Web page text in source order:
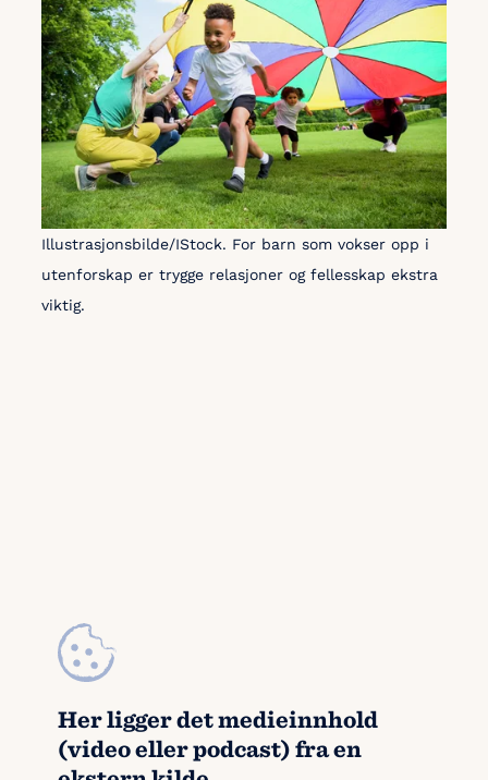
Illustrasjonsbilde/IStock. For barn som vokser opp i
utenforskap er trygge relasjoner og fellesskap ekstra
viktig.
Her ligger det medieinnhold
(video eller podcast) fra en